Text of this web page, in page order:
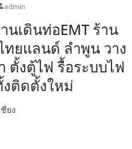
admin
นเดินท่อEMT ร้าน
ทยแลนด์ ลำพูน วาง
ตั้งตู้ไฟ รื้อระบบไฟ
งติดตั้งใหม่
ยง